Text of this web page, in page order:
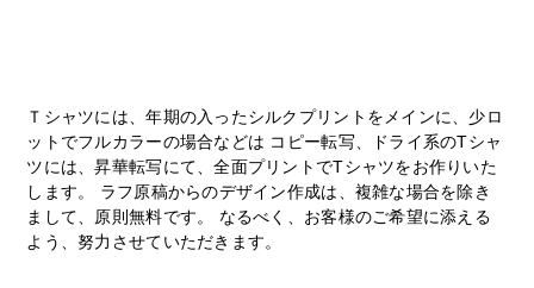
Ｔシャツには、年期の入ったシルクプリントをメインに、少ロ
ットでフルカラーの場合などは コピー転写、ドライ系のTシャ
ツには、昇華転写にて、全面プリントでTシャツをお作りいた
します。 ラフ原稿からのデザイン作成は、複雑な場合を除き
まして、原則無料です。 なるべく、お客様のご希望に添える
よう、努力させていただきます。